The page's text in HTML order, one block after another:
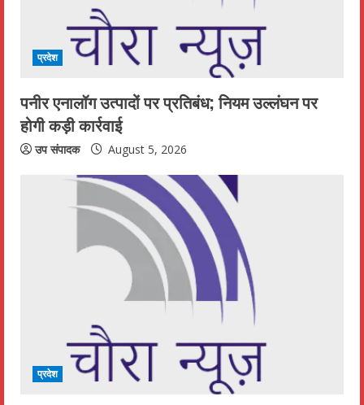
n
g
प्रदेश
पनीर एनालॉग उत्पादों पर प्रतिबंध; नियम उल्लंघन पर
होगी कड़ी कार्रवाई
उप संपादक August 5, 2026
प्रदेश